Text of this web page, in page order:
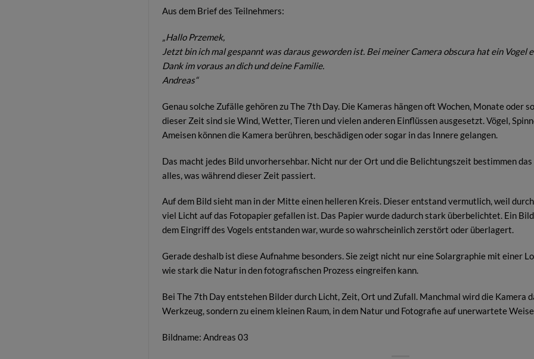
Aus dem Brief des Teilnehmers:
„Hallo Przemek,
Jetzt bin ich mal gespannt was daraus geworden ist. Bei meiner Camera obscura hat ein Vogel
Dank im voraus an dich und deine Familie.
Andreas“
Genau solche Zufälle gehören zu The 7th Day. Die Kameras hängen oft Wochen, Monate oder
dieser Zeit sind sie Wind, Wetter, Tieren und vielen anderen Einflüssen ausgesetzt. Vögel,
Ameisen können die Kamera berühren, beschädigen oder sogar in das Innere gelangen.
Das macht jedes Bild unvorhersehbar. Nicht nur der Ort und die Belichtungszeit bestimmen das
alles, was während dieser Zeit passiert.
Auf dem Bild sieht man in der Mitte einen helleren Kreis. Dieser entstand vermutlich, weil
viel Licht auf das Fotopapier gefallen ist. Das Papier wurde dadurch stark überbelichtet. Ein
dem Eingriff des Vogels entstanden war, wurde so wahrscheinlich zerstört oder überlagert.
Gerade deshalb ist diese Aufnahme besonders. Sie zeigt nicht nur eine Solargraphie mit einer
wie stark die Natur in den fotografischen Prozess eingreifen kann.
Bei The 7th Day entstehen Bilder durch Licht, Zeit, Ort und Zufall. Manchmal wird die Kamera
Werkzeug, sondern zu einem kleinen Raum, in dem Natur und Fotografie auf unerwartete
Bildname: Andreas 03